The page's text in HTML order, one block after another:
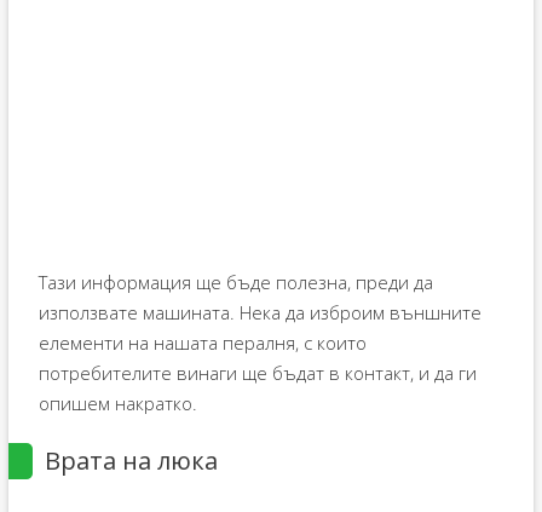
Тази информация ще бъде полезна, преди да
използвате машината. Нека да изброим външните
елементи на нашата пералня, с които
потребителите винаги ще бъдат в контакт, и да ги
опишем накратко.
Врата на люка